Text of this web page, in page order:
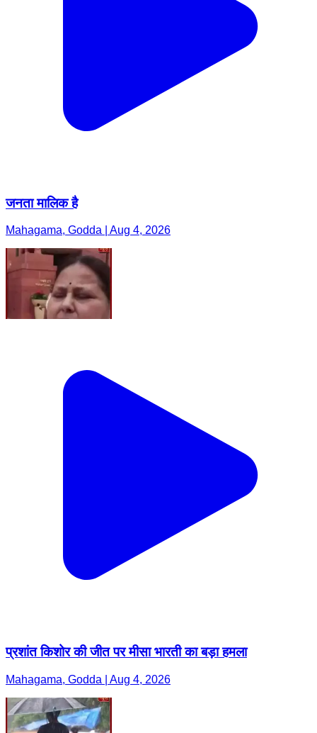
जनता मालिक है
Mahagama, Godda | Aug 4, 2026
प्रशांत किशोर की जीत पर मीसा भारती का बड़ा हमला
Mahagama, Godda | Aug 4, 2026